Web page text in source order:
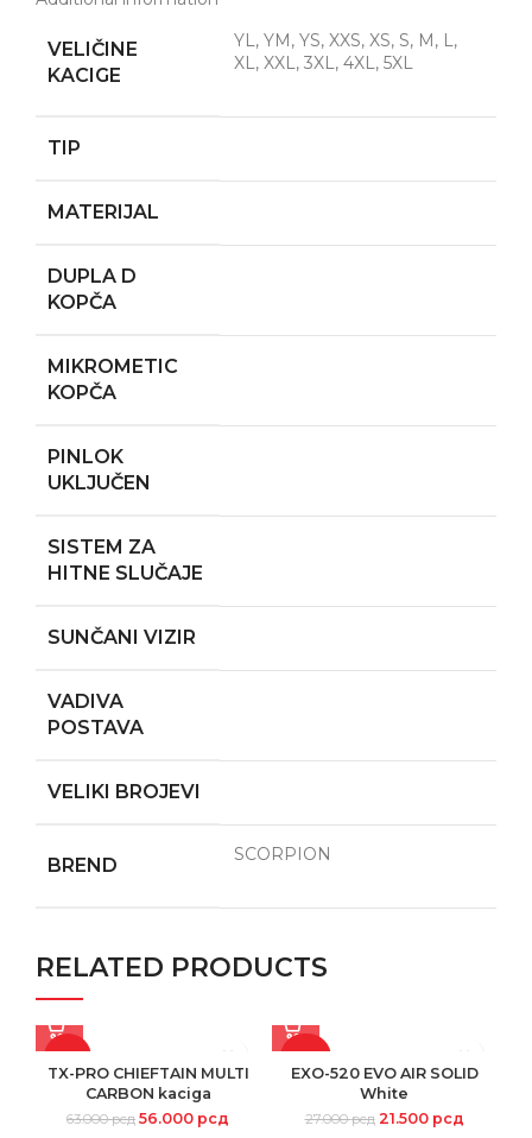
VELIČINE
KACIGE
YL, YM, YS, XXS, XS, S, M, L,
XL, XXL, 3XL, 4XL, 5XL
TIP
MATERIJAL
DUPLA D
KOPČA
MIKROMETIC
KOPČA
PINLOK
UKLJUČEN
SISTEM ZA
HITNE SLUČAJE
SUNČANI VIZIR
VADIVA
POSTAVA
VELIKI BROJEVI
BREND SCORPION
RELATED PRODUCTS
TX-PRO CHIEFTAIN MULTI
CARBON kaciga
63.000рсд 56.000 рсд
EXO-520 EVO AIR SOLID
White
27.000рсд 21.500 рсд